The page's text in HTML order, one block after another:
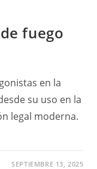
fuego
en la
su uso en la
legal moderna.
SEPTIEMBRE 13, 2025